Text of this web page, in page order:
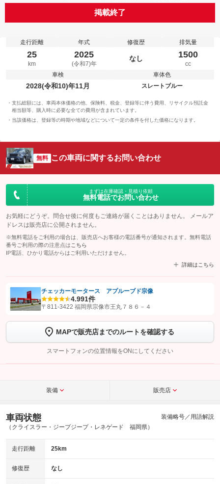
掲載終了
走行距離
25
km
年式
2025
(令和7)年
修復歴
なし
排気量
1500
cc
車検
2028(令和10)年11月
車体色
スレートブルー
支払総額には、車両本体価格の他、保険料、税金、登録等に伴う費用、リサイクル預託金
相当額等、購入時に必要な全ての費用が含まれています。
当該価格は、登録等の時期や地域などについて一定の条件を付した価格になります。
無料 この車両に関するお問い合わせ
まずは在庫確認・見積り依頼
無料電話でお問い合わせ
お気軽にどうぞ。問合せ後に何度もご連絡が届くことはありません。 メールア
ドレスは販売店に公開されません。
※無料電話をご利用の場合は、販売店へお客様の電話番号が通知されます。無料電話
番号ご利用の際の注意点は こちら
IP電話、ひかり電話からはご利用いただけません。
詳細はこちら
【STEP1】認証画面でグーネットを友だち追加してから「許可する」ボタンを押
トーク画面で
ボタンをタップして問い合わせを
完了してください。
こちら
チェッカーモータース アプルーブド宗像
4.991件
〒811-3422 福岡県宗像市王丸７８６－４
MAPで販売店までのルートを確認する
スマートフォンの位置情報をONにしてください
装備 販売店
車両状態
（クライスラー・ジープジープ・レネゲード 福岡県）
装備略号／用語解説
走行距離 25km
修復歴 なし